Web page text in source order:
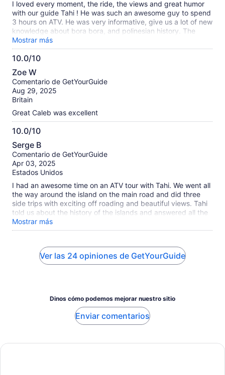
I loved every moment, the ride, the views and great humor
with our guide Tahi ! He was such an awesome guy to spend
3 hours on ATV. He was very informative, give us a lot of new
knowledge about bora bora, and polinesian history. The
snacks was good and with great view !
Mostrar más
10.0/10
10.0
de
10
Zoe W
Comentario de GetYourGuide
Aug 29, 2025
Britain
Great Caleb was excellent
10.0/10
10.0
de
10
Serge B
Comentario de GetYourGuide
Apr 03, 2025
Estados Unidos
I had an awesome time on an ATV tour with Tahi. We went all
the way around the island on the main road and did three
side trips with exciting off roading and beautiful views. Tahi
told us about the history of the islands and answered all the
questions the group had. Definitely recommend!
Mostrar más
Ver las 24 opiniones de GetYourGuide
Dinos cómo podemos mejorar nuestro sitio
Enviar comentarios